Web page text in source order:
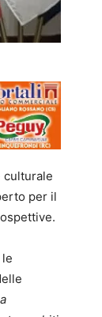
culturale
per il